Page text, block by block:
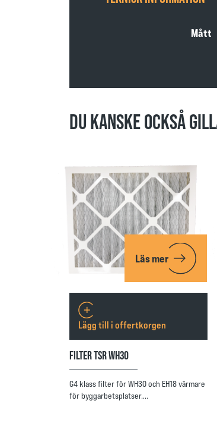
Mått
DU KANSKE OCKSÅ
Läs mer
FILTER TSR WH30
G4 klass filter för WH30 och EH18 värmare
för byggarbetsplatser.…
Lägg till i offertkorgen